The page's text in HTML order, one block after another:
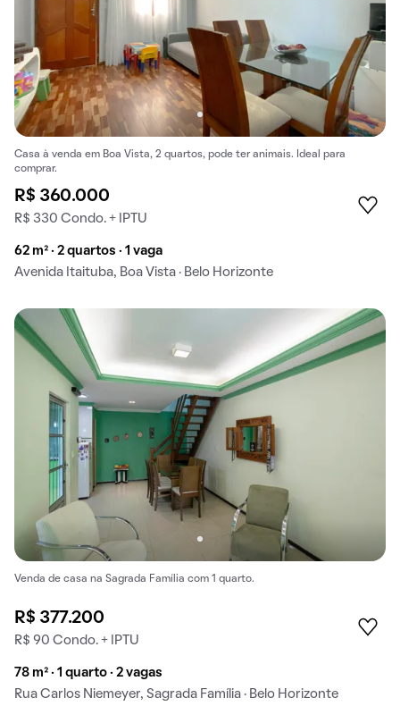
Casa à venda em Boa Vista, 2 quartos, pode ter animais. Ideal para
comprar.
R$ 360.000
R$ 330 Condo. + IPTU
62 m² · 2 quartos · 1 vaga
Avenida Itaituba, Boa Vista · Belo Horizonte
Venda de casa na Sagrada Família com 1 quarto.
R$ 377.200
R$ 90 Condo. + IPTU
78 m² · 1 quarto · 2 vagas
Rua Carlos Niemeyer, Sagrada Família · Belo Horizonte